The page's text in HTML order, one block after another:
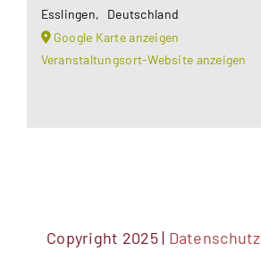
Esslingen,
Deutschland
Google Karte anzeigen
Veranstaltungsort-Website anzeigen
Copyright 2025 | Datenschutz